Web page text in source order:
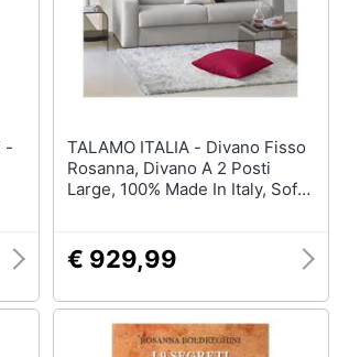
TALAMO ITALIA - Divano Fisso
Rosanna, Divano A 2 Posti
Large, 100% Made In Italy, Sofà
200x95h90, Grigio
€ 929,99